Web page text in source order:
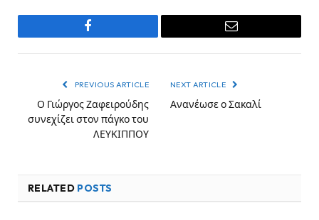
Facebook Email
PREVIOUS ARTICLE
Ο Γιώργος Ζαφειρούδης
συνεχίζει στον πάγκο του
ΛΕΥΚΙΠΠΟΥ
NEXT ARTICLE
Ανανέωσε ο Σακαλί
RELATED POSTS